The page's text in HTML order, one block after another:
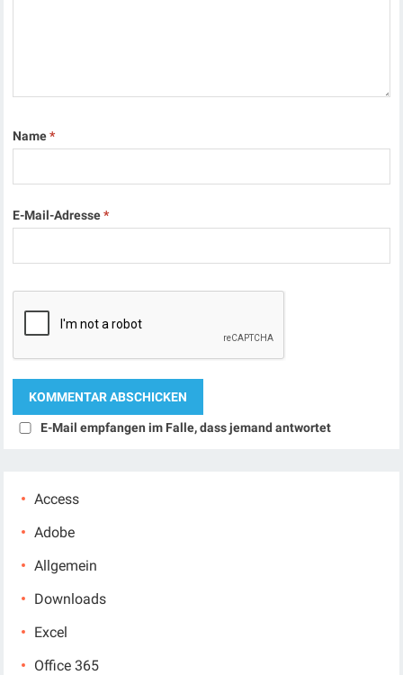
Name*
E-Mail-Adresse*
E-Mail empfangen im Falle, dass jemand antwortet
Access
Adobe
Allgemein
Downloads
Excel
Office 365